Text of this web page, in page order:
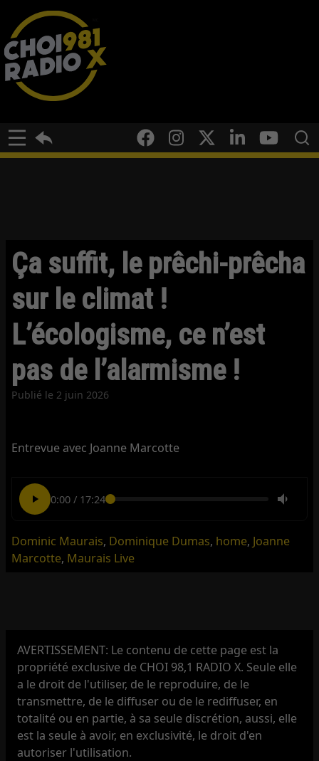
Ça suffit, le prêchi-prêcha
sur le climat !
L’écologisme, ce n’est
pas de l’alarmisme !
Publié le 2 juin 2026
Entrevue avec Joanne Marcotte
0:00/ 17:24
Dominic Maurais, Dominique Dumas, home, Joanne
Marcotte, Maurais Live
AVERTISSEMENT: Le contenu de cette page est la
propriété exclusive de CHOI 98,1 RADIO X. Seule elle
a le droit de l'utiliser, de le reproduire, de le
transmettre, de le diffuser ou de le rediffuser, en
totalité ou en partie, à sa seule discrétion, aussi, elle
est la seule à avoir, en exclusivité, le droit d'en
autoriser l'utilisation.